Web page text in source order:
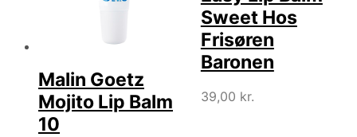
Malin Goetz
Mojito Lip Balm
10
Sweet Hos
Frisøren
Baronen
39,00 kr.